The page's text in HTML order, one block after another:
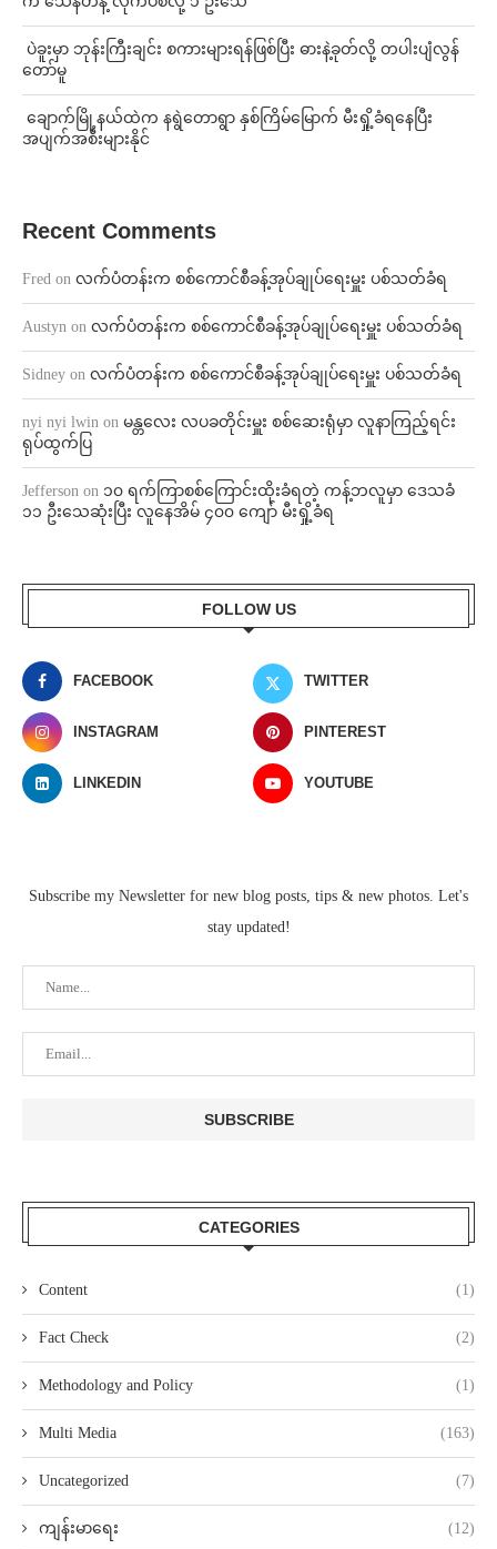
⁩ ⁨ပဲခူးမှာ ဘုန်းကြီးချင်း စကားများရန်ဖြစ်ပြီး ဓားနဲ့ခုတ်လို့ တပါးပျံလွန်
တော်မူ
⁩ ⁨ချောက်မြို့နယ်ထဲက နရွဲတောရွာ နှစ်ကြိမ်မြောက် မီးရှို့ခံရနေပြီး
အပျက်အစီးများနိုင်
Recent Comments
Fred on လက်ပံတန်းက စစ်ကောင်စီခန့်အုပ်ချုပ်ရေးမှူး ပစ်သတ်ခံရ
Austyn on လက်ပံတန်းက စစ်ကောင်စီခန့်အုပ်ချုပ်ရေးမှူး ပစ်သတ်ခံရ
Sidney on လက်ပံတန်းက စစ်ကောင်စီခန့်အုပ်ချုပ်ရေးမှူး ပစ်သတ်ခံရ
nyi nyi lwin on မန္တလေး လပခတိုင်းမှူး စစ်ဆေးရုံမှာ လူနာကြည့်ရင်း
ရုပ်ထွက်ပြ
Jefferson on ၁၀ ရက်ကြာစစ်ကြောင်းထိုးခံရတဲ့ ကန့်ဘလူမှာ ဒေသခံ
၁၁ ဦးသေဆုံးပြီး လူနေအိမ် ၄၀၀ ကျော် မီးရှို့ခံရ
FOLLOW US
FACEBOOK TWITTER
INSTAGRAM PINTEREST
LINKEDIN YOUTUBE
Subscribe my Newsletter for new blog posts, tips & new photos. Let's
stay updated!
CATEGORIES
Content (1)
Fact Check (2)
Methodology and Policy (1)
Multi Media (163)
Uncategorized (7)
ကျန်းမာရေး (12)